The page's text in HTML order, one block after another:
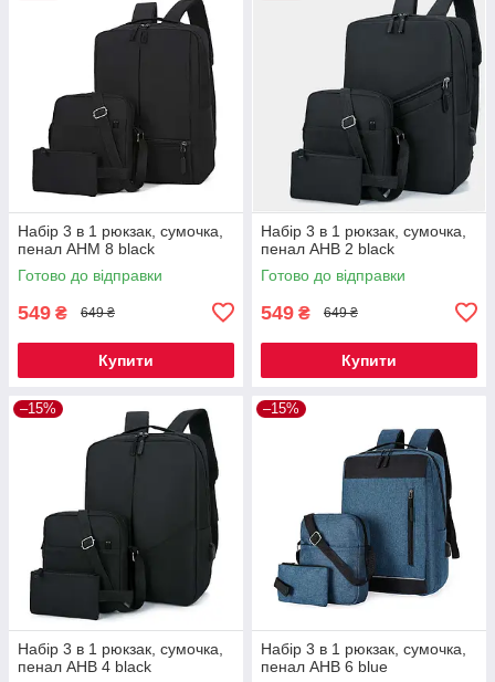
Набір 3 в 1 рюкзак, сумочка,
пенал AHM 8 black
Готово до відправки
549 ₴ 649 ₴
Купити
Набір 3 в 1 рюкзак, сумочка,
пенал AHB 2 black
Готово до відправки
549 ₴ 649 ₴
Купити
–15%
Набір 3 в 1 рюкзак, сумочка,
пенал AHB 4 black
–15%
Набір 3 в 1 рюкзак, сумочка,
пенал AHB 6 blue